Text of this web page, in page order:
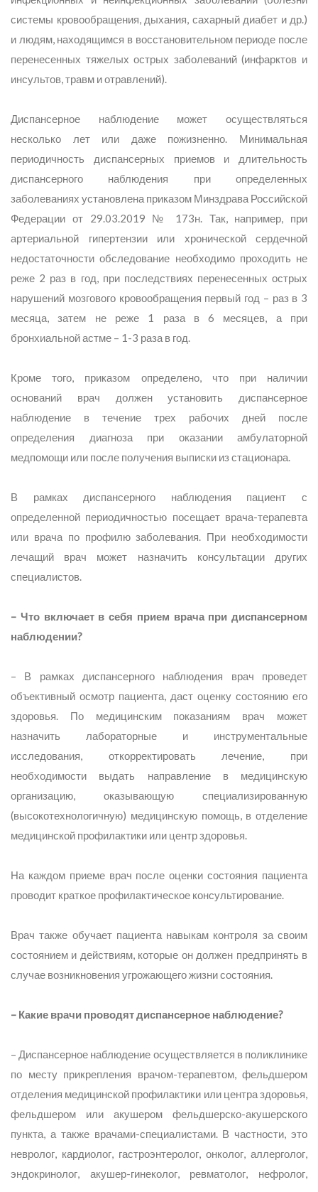
системы кровообращения, дыхания, сахарный диабет и др.)
и людям, находящимся в восстановительном периоде после
перенесенных тяжелых острых заболеваний (инфарктов и
инсультов, травм и отравлений).
Диспансерное наблюдение может осуществляться
несколько лет или даже пожизненно. Минимальная
периодичность диспансерных приемов и длительность
диспансерного наблюдения при определенных
заболеваниях установлена приказом Минздрава Российской
Федерации от 29.03.2019 № 173н. Так, например, при
артериальной гипертензии или хронической сердечной
недостаточности обследование необходимо проходить не
реже 2 раз в год, при последствиях перенесенных острых
нарушений мозгового кровообращения первый год – раз в 3
месяца, затем не реже 1 раза в 6 месяцев, а при
бронхиальной астме – 1-3 раза в год.
Кроме того, приказом определено, что при наличии
оснований врач должен установить диспансерное
наблюдение в течение трех рабочих дней после
определения диагноза при оказании амбулаторной
медпомощи или после получения выписки из стационара.
В рамках диспансерного наблюдения пациент с
определенной периодичностью посещает врача-терапевта
или врача по профилю заболевания. При необходимости
лечащий врач может назначить консультации других
специалистов.
– Что включает в себя прием врача при диспансерном
наблюдении?
– В рамках диспансерного наблюдения врач проведет
объективный осмотр пациента, даст оценку состоянию его
здоровья. По медицинским показаниям врач может
назначить лабораторные и инструментальные
исследования, откорректировать лечение, при
необходимости выдать направление в медицинскую
организацию, оказывающую специализированную
(высокотехнологичную) медицинскую помощь, в отделение
медицинской профилактики или центр здоровья.
На каждом приеме врач после оценки состояния пациента
проводит краткое профилактическое консультирование.
Врач также обучает пациента навыкам контроля за своим
состоянием и действиям, которые он должен предпринять в
случае возникновения угрожающего жизни состояния.
– Какие врачи проводят диспансерное наблюдение?
– Диспансерное наблюдение осуществляется в поликлинике
по месту прикрепления врачом-терапевтом, фельдшером
отделения медицинской профилактики или центра здоровья,
фельдшером или акушером фельдшерско-акушерского
пункта, а также врачами-специалистами. В частности, это
невролог, кардиолог, гастроэнтеролог, онколог, аллерголог,
эндокринолог, акушер-гинеколог, ревматолог, нефролог,